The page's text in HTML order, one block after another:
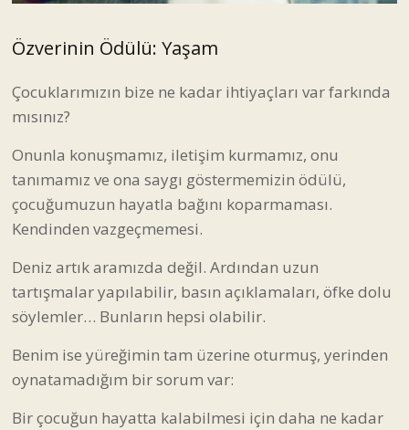
Özverinin Ödülü: Yaşam
Çocuklarımızın bize ne kadar ihtiyaçları var farkında
mısınız?
Onunla konuşmamız, iletişim kurmamız, onu
tanımamız ve ona saygı göstermemizin ödülü,
çocuğumuzun hayatla bağını koparmaması.
Kendinden vazgeçmemesi.
Deniz artık aramızda değil. Ardından uzun
tartışmalar yapılabilir, basın açıklamaları, öfke dolu
söylemler… Bunların hepsi olabilir.
Benim ise yüreğimin tam üzerine oturmuş, yerinden
oynatamadığım bir sorum var:
Bir çocuğun hayatta kalabilmesi için daha ne kadar